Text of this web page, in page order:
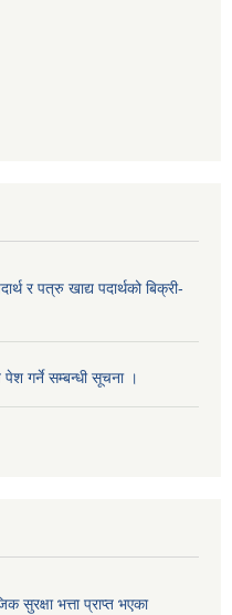
र पत्रु खाद्य पदार्थको बिक्री-
गर्ने सम्बन्धी सूचना ।
भत्ता प्राप्त भएका